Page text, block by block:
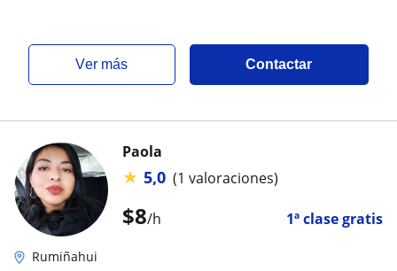
ver más Contactar
$8/h 1ª clase gratis
Paola
★ 5,0 (1 valoraciones)
Rumiñahui